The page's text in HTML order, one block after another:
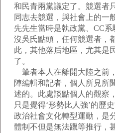
和民青兩黨議定了。競選者
同志去競選，與社會上的一
先先生當時是執政黨、CC系
沒吳氏點頭，任何競選者，
此，其他落后地區，尤其是
了。
筆者本人在離開大陸之前
陣編輯和記者，個人所見所
述的。此處談點個人的觀察
只是覺得‘形勢比人強’的歷
政治社會文化轉型運動，是
體制不但是無法躐等推行，